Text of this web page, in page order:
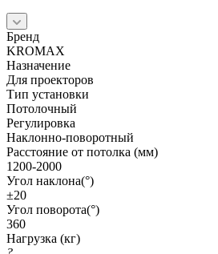
Бренд
KROMAX
Назначение
Для проекторов
Тип установки
Потолочный
Регулировка
Наклонно-поворотный
Расстояние от потолка (мм)
1200-2000
Угол наклона(°)
±20
Угол поворота(°)
360
Нагрузка (кг)